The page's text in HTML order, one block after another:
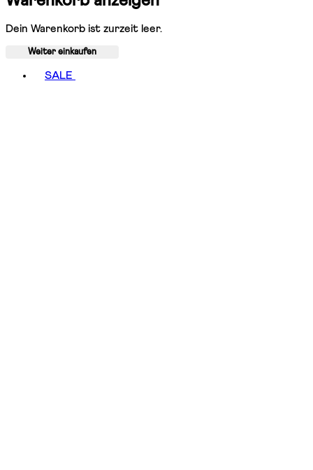
Dein Warenkorb ist zurzeit leer.
Weiter einkaufen
SALE